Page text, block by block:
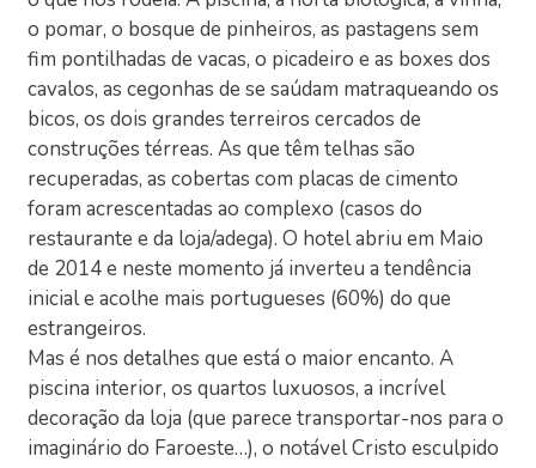
o pomar, o bosque de pinheiros, as pastagens sem
fim pontilhadas de vacas, o picadeiro e as boxes dos
cavalos, as cegonhas de se saúdam matraqueando os
bicos, os dois grandes terreiros cercados de
construções térreas. As que têm telhas são
recuperadas, as cobertas com placas de cimento
foram acrescentadas ao complexo (casos do
restaurante e da loja/adega). O hotel abriu em Maio
de 2014 e neste momento já inverteu a tendência
inicial e acolhe mais portugueses (60%) do que
estrangeiros.
Mas é nos detalhes que está o maior encanto. A
piscina interior, os quartos luxuosos, a incrível
decoração da loja (que parece transportar-nos para o
imaginário do Faroeste…), o notável Cristo esculpido